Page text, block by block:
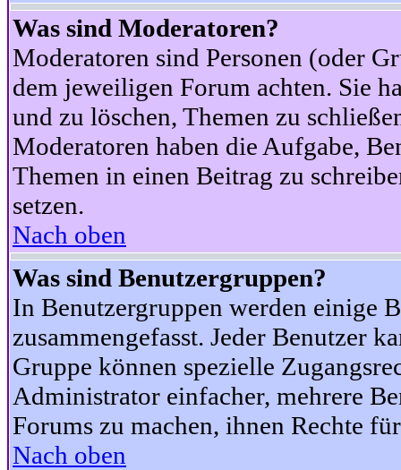
Was sind Moderatoren?
Moderatoren sind Personen (oder
dem jeweiligen Forum achten. Sie
und zu löschen, Themen zu
Moderatoren haben die Aufgabe,
Themen in einen Beitrag zu
setzen.
Nach oben
Was sind Benutzergruppen?
In Benutzergruppen werden einige
zusammengefasst. Jeder Benutzer
Gruppe können spezielle
Administrator einfacher, mehrere
Forums zu machen, ihnen Rechte
Nach oben